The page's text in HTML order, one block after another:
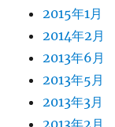
2015年1月
2014年2月
2013年6月
2013年5月
2013年3月
2013年2月